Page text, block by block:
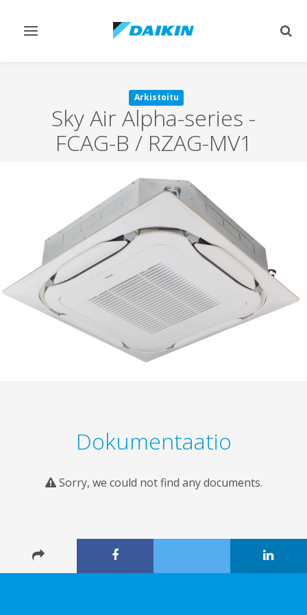
Vaihda
Arkistoitu
Sky Air Alpha-series -
FCAG-B / RZAG-MV1
Dokumentaatio
Sorry, we could not find any documents.